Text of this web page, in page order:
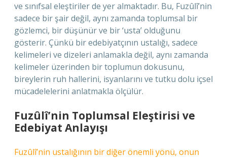
ve sınıfsal eleştiriler de yer almaktadır. Bu, Fuzûlî’nin
sadece bir şair değil, aynı zamanda toplumsal bir
gözlemci, bir düşünür ve bir ‘usta’ olduğunu
gösterir. Çünkü bir edebiyatçının ustalığı, sadece
kelimeleri ve dizeleri anlamakla değil, aynı zamanda
kelimeler üzerinden bir toplumun dokusunu,
bireylerin ruh hallerini, isyanlarını ve tutku dolu içsel
mücadelelerini anlatmakla ölçülür.
Fuzûlî’nin Toplumsal Eleştirisi ve
Edebiyat Anlayışı
Fuzûlî’nin ustalığının bir diğer önemli yönü, onun